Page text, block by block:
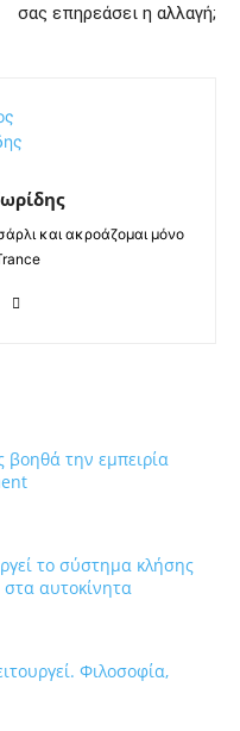
σας επηρεάσει η αλλαγή;
και ακροάζομαι μόνο
βοηθά την εμπειρία
το σύστημα κλήσης
αυτοκίνητα
Φιλοσοφία,